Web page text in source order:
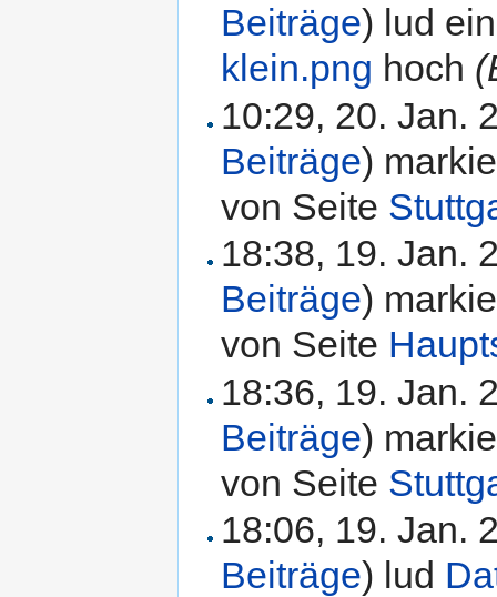
Beiträge) lud
klein.png hoch
10:29, 20. Jan.
Beiträge)
von Seite
18:38, 19. Jan.
Beiträge)
von Seite
18:36, 19. Jan.
Beiträge)
von Seite
18:06, 19. Jan.
Beiträge) lud